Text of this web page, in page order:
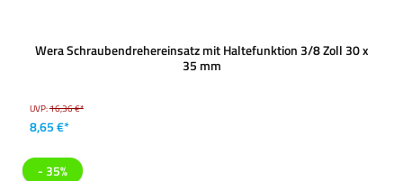
Wera Schraubendrehereinsatz mit Haltefunktion 3/8 Zoll 30 x
35 mm
UVP:16,36 €*
8,65 €*
- 35%